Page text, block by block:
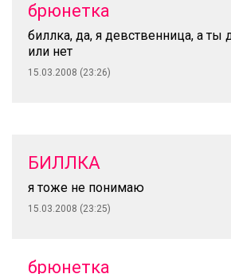
брюнетка
биллка, да, я девственница, а ты
или нет
15.03.2008 (23:26)
БИЛЛКА
я тоже не понимаю
15.03.2008 (23:25)
брюнетка